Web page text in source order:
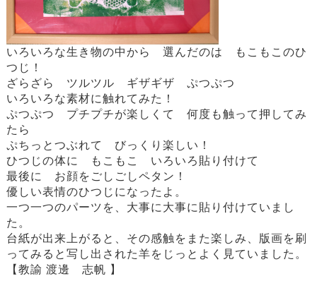
いろいろな生き物の中から 選んだのは もこもこのひ
つじ！
ざらざら ツルツル ギザギザ ぷつぷつ
いろいろな素材に触れてみた！
ぷつぷつ プチプチが楽しくて 何度も触って押してみ
たら
ぷちっとつぶれて びっくり楽しい！
ひつじの体に もこもこ いろいろ貼り付けて
最後に お顔をごしごしペタン！
優しい表情のひつじになったよ。
一つ一つのパーツを、大事に大事に貼り付けていまし
た。
台紙が出来上がると、その感触をまた楽しみ、版画を刷
ってみると写し出された羊をじっとよく見ていました。
【教諭 渡邊 志帆 】